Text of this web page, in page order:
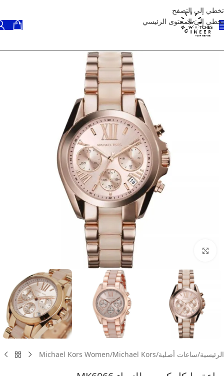
تخطي إلى التصفح
تخطي إلى المحتوى الرئيسي
الرئيسية/ساعات أصلية/
Michael Kors
/
Michael Kors Women